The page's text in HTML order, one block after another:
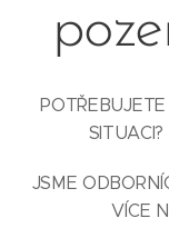
JSME
VÍCE